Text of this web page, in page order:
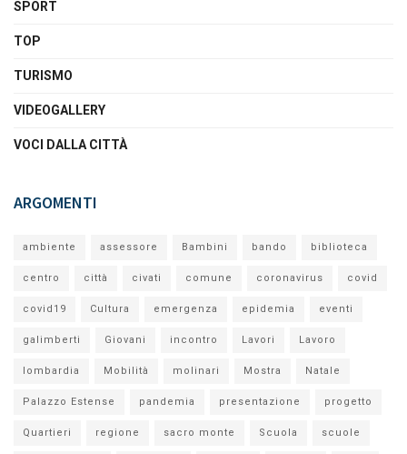
SPORT
TOP
TURISMO
VIDEOGALLERY
VOCI DALLA CITTÀ
ARGOMENTI
ambiente assessore Bambini bando biblioteca
centro città civati comune coronavirus covid
covid19 Cultura emergenza epidemia eventi
galimberti Giovani incontro Lavori Lavoro
lombardia Mobilità molinari Mostra Natale
Palazzo Estense pandemia presentazione progetto
Quartieri regione sacro monte Scuola scuole